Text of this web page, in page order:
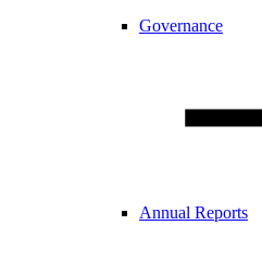
Governance
Annual Reports